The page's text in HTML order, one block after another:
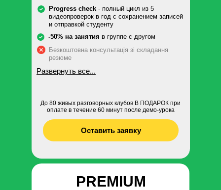
Progress check - полный цикл из 5
видеопроверок в год с сохранением записей
и отправкой студенту
PREMIUM
Оставить заявку
До 80 живых разговорных клубов В ПОДАРОК при
оплате в течение 60 минут после демо-урока
-50% на занятия в группе с другом
Развернуть все...
Безкоштовна консультація зі складання
резюме